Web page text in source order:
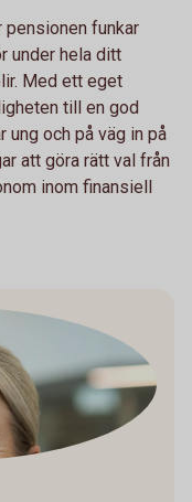
funkar
under hela ditt
Med ett eget
till en god
ung och på väg in på
att göra rätt val från
inom finansiell